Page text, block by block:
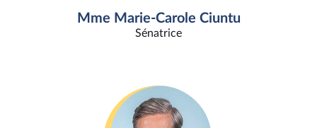
Mme Marie-Carole Ciuntu
Sénatrice